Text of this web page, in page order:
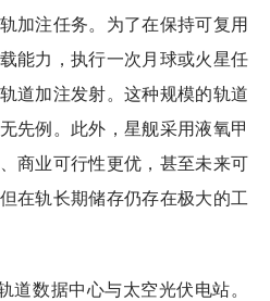
加注任务。为了在保持可复用
能力，执行一次月球或火星任
道加注发射。这种规模的轨道
先例。此外，星舰采用液氧甲
商业可行性更优，甚至未来可
在轨长期储存仍存在极大的工
道数据中心与太空光伏电站。